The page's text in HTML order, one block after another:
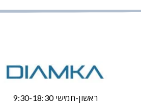
ראשון-חמישי 9:30-18:30